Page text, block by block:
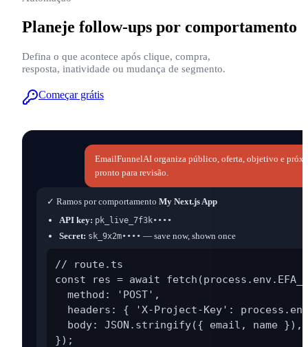
Planeje follow-ups por comportamento
Defina o que acontece após clique, compra,
resposta, inatividade ou mudança de segmento.
Começar grátis
EmailFunnelAI organiza público, oferta, objetivo e
pronto para revisão.
✓ Ramos por comportamentoMy Next.js App
API key: pk_live_7f3k••••
Secret: sk_9x2m•••• — save now, shown once
// route.ts
const res = await
  method: 'POST',
headers: { 'X-Project-Key':
  body: JSON.stringify({ email, name }),
});